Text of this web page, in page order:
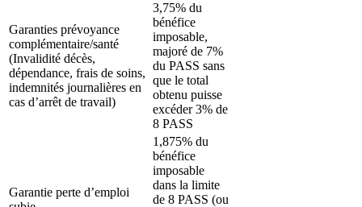
Garanties prévoyance
complémentaire/santé
(Invalidité décès,
dépendance, frais de soins,
indemnités journalières en
cas d’arrêt de travail)
3,75% du
bénéfice
imposable,
majoré de 7%
du PASS sans
que le total
obtenu puisse
excéder 3% de
8 PASS
Garantie perte d’emploi
1,875% du
bénéfice
imposable
dans la limite
de 8 PASS (ou